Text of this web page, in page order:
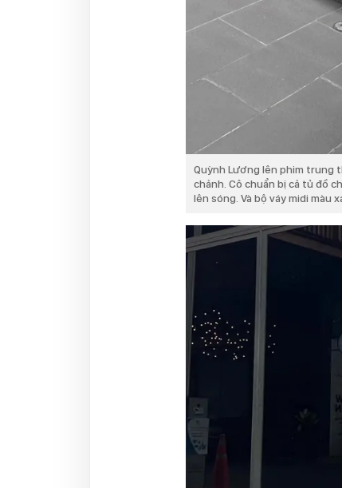
Quỳnh Lương lên phim trung
chảnh. Cô chuẩn bị cả tủ đồ
lên sóng. Và bộ váy midi màu